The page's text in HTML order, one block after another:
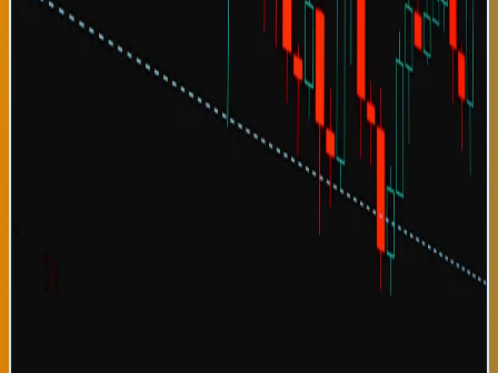
es significativa porque sugiere que sus países de origen
experimentarán oportunidades económicas potenciales. Sin
embargo, el FMI advierte que esta recuperación global no es
uniforme: mientras economías como Chile, Uruguay y Costa Rica
crecen robustamente, otros países como Venezuela y Nicaragua
enfrentan contracción económica severa. Las disparidades de
ingresos entre países ricos y pobres continúan ampliándose,
generando presiones migratorias que persistirán en próximas
décadas. El fondo también advierte que inflación residual en
sectores específicos (especialmente energía y alimentos)
podría limitar crecimiento de mercados emergentes si no se
controlan adecuadamente. Adicionalmente, la proyección asume
una desescalada de conflictos geopolíticos, asunción que podría